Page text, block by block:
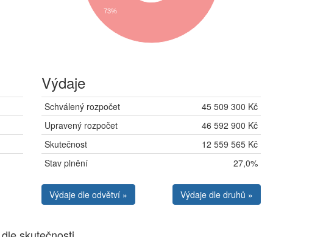
73%
Výdaje
Schválený rozpočet
45 509 300 Kč
Upravený rozpočet
46 592 900 Kč
Skutečnost
12 559 565 Kč
Stav plnění
27,0%
Výdaje dle odvětví » Výdaje dle druhů »